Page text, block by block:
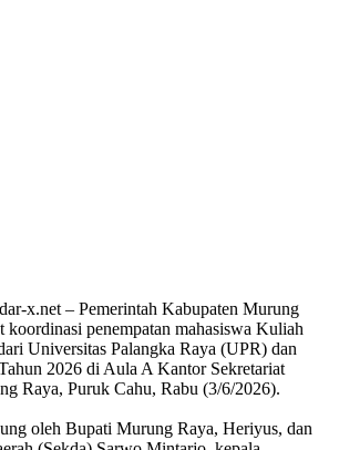
x.net – Pemerintah Kabupaten Murung
koordinasi penempatan mahasiswa Kuliah
Universitas Palangka Raya (UPR) dan
2026 di Aula A Kantor Sekretariat
Raya, Puruk Cahu, Rabu (3/6/2026).
oleh Bupati Murung Raya, Heriyus, dan